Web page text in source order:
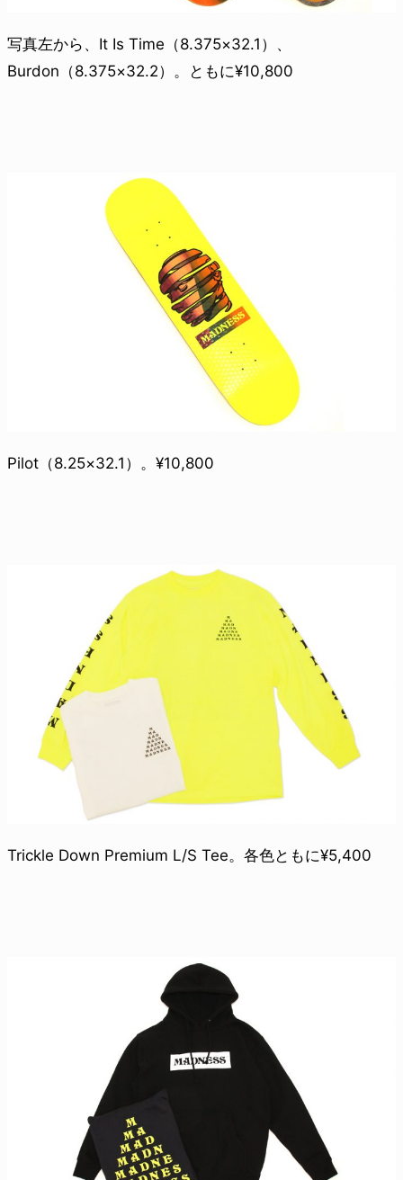
写真左から、It Is Time（8.375×32.1）、
Burdon（8.375×32.2）。ともに¥10,800
Pilot（8.25×32.1）。¥10,800
Trickle Down Premium L/S Tee。各色ともに¥5,400